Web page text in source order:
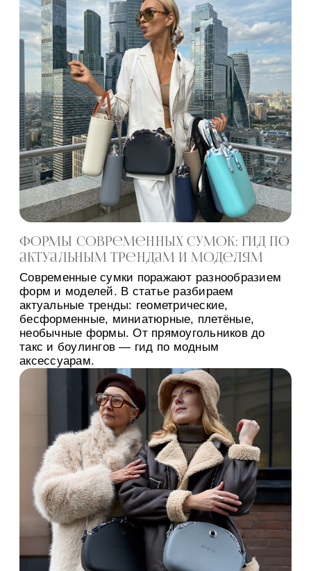
вместимость и визуальный акцент за счет
ручек, вкладышей и […]
Формы современных сумок: гид по
актуальным трендам и моделям
Современные сумки поражают разнообразием
форм и моделей. В статье разбираем
актуальные тренды: геометрические,
бесформенные, миниатюрные, плетёные,
необычные формы. От прямоугольников до
такс и боулингов — гид по модным
аксессуарам.